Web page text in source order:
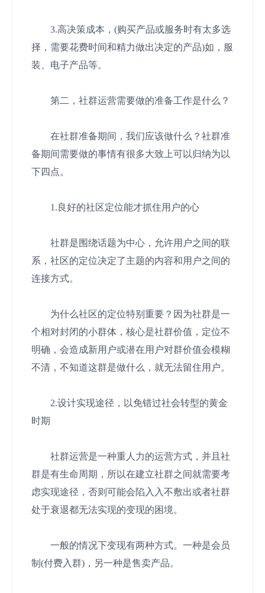
3.高决策成本，(购买产品或服务时有太多选
择，需要花费时间和精力做出决定的产品)如，服
装、电子产品等。
第二，社群运营需要做的准备工作是什么？
在社群准备期间，我们应该做什么？社群准
备期间需要做的事情有很多大致上可以归纳为以
下四点。
1.良好的社区定位能才抓住用户的心
社群是围绕话题为中心，允许用户之间的联
系，社区的定位决定了主题的内容和用户之间的
连接方式。
为什么社区的定位特别重要？因为社群是一
个相对封闭的小群体，核心是社群价值，定位不
明确，会造成新用户或潜在用户对群价值会模糊
不清，不知道这群是做什么，就无法留住用户。
2.设计实现途径，以免错过社会转型的黄金
时期
社群运营是一种重人力的运营方式，并且社
群是有生命周期，所以在建立社群之间就需要考
虑实现途径，否则可能会陷入入不敷出或者社群
处于衰退都无法实现的变现的困境。
一般的情况下变现有两种方式。一种是会员
制(付费入群)，另一种是售卖产品。